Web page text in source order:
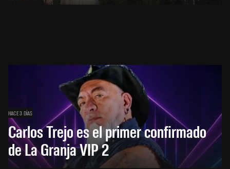
HACE 3 DÍAS
Carlos Trejo es el primer confirmado
de La Granja VIP 2